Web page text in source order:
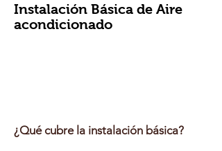
Instalación Básica de Aire
acondicionado
¿Qué cubre la instalación básica?